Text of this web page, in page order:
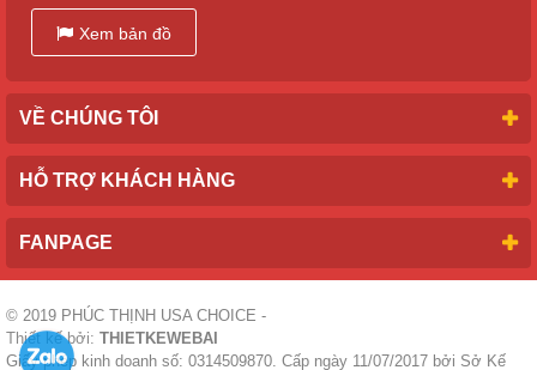
Xem bản đồ
VỀ CHÚNG TÔI
HỖ TRỢ KHÁCH HÀNG
FANPAGE
© 2019 PHÚC THỊNH USA CHOICE -
Thiết kế bởi: THIETKEWEBAI
Giấy phép kinh doanh số: 0314509870. Cấp ngày 11/07/2017 bởi Sở Kế